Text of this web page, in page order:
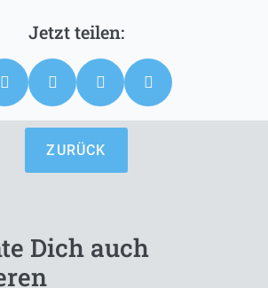
ZURÜCK
Dich auch